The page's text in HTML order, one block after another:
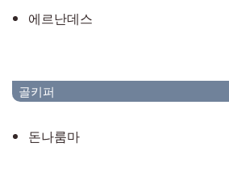
에르난데스
골키퍼
돈나룸마